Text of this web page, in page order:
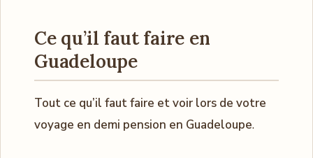
Ce qu’il faut faire en
Guadeloupe
Tout ce qu’il faut faire et voir lors de votre
voyage en demi pension en Guadeloupe.